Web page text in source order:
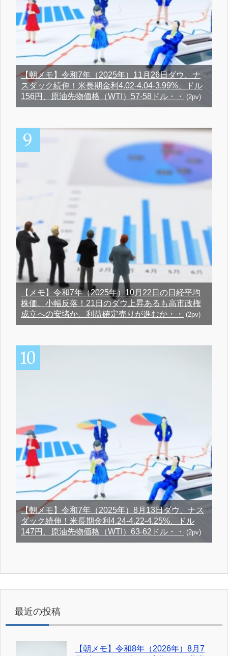
【朝メモ】令和7年（2025年）11月26日ダウ、ナ
スダック続伸！米長期金利4.02-4.04-3.99%、ドル
156円、原油先物価格（WTI）57-58ドル・・
(2pv)
【メモ】令和7年（2025年）10月22日の日経平均
株価、小幅反落！21日のダウ上昇あるも高市政権
成立への安堵か、利益確定売りが進むか・・
(2pv)
【朝メモ】令和7年（2025年）8月13日ダウ、ナス
ダック続伸！米長期金利4.24-4.22-4.25%、ドル
147円、原油先物価格（WTI）63-62ドル・・
(2pv)
最近の投稿
【朝メモ】令和8年（2026年）8月7